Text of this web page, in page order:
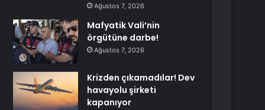
Ağustos 7, 2026
Mafyatik Vali’nin
örgütüne darbe!
Ağustos 7, 2026
Krizden çıkamadılar! Dev
havayolu şirketi
kapanıyor